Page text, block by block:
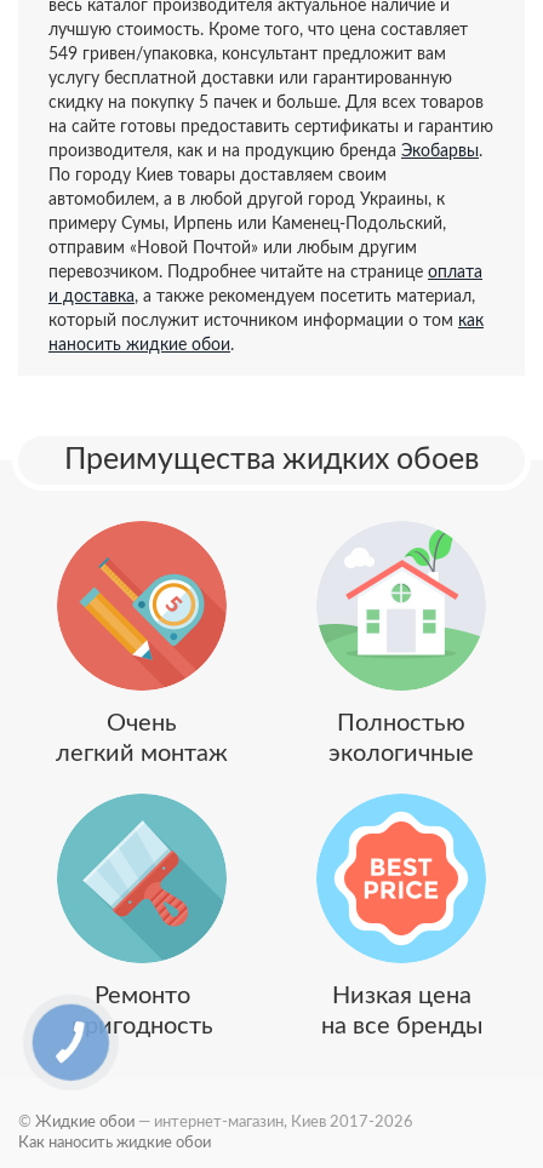
весь каталог производителя актуальное наличие и
лучшую стоимость. Кроме того, что цена составляет
549 гривен/упаковка, консультант предложит вам
услугу бесплатной доставки или гарантированную
скидку на покупку 5 пачек и больше. Для всех товаров
на сайте готовы предоставить сертификаты и гарантию
производителя, как и на продукцию бренда Экобарвы.
По городу Киев товары доставляем своим
автомобилем, а в любой другой город Украины, к
примеру Сумы, Ирпень или Каменец-Подольский,
отправим «Новой Почтой» или любым другим
перевозчиком. Подробнее читайте на странице оплата
и доставка, а также рекомендуем посетить материал,
который послужит источником информации о том как
наносить жидкие обои.
Преимущества жидких обоев
Очень
легкий монтаж
Полностью
экологичные
Ремонто
пригодность
Низкая цена
на все бренды
© Жидкие обои — интернет-магазин, Киев 2017-2026
Как наносить жидкие обои